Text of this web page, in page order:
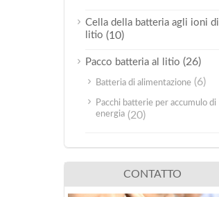
Cella della batteria agli ioni di
litio (10)
Pacco batteria al litio (26)
Batteria di alimentazione (6)
Pacchi batterie per accumulo di
energia (20)
CONTATTO